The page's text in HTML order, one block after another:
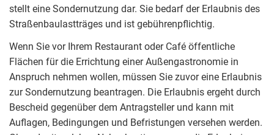
stellt eine Sondernutzung dar. Sie bedarf der Erlaubnis des
Straßenbaulastträges und ist gebührenpflichtig.
Wenn Sie vor Ihrem Restaurant oder Café öffentliche
Flächen für die Errichtung einer Außengastronomie in
Anspruch nehmen wollen, müssen Sie zuvor eine Erlaubnis
zur Sondernutzung beantragen. Die Erlaubnis ergeht durch
Bescheid gegenüber dem Antragsteller und kann mit
Auflagen, Bedingungen und Befristungen versehen werden.